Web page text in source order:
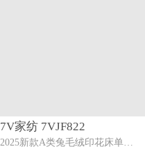
7V家纺 7VJF822
2025新款A类兔毛绒印花床单四件套夹棉床盖床笠四件套全工艺牛奶绒典雅风范